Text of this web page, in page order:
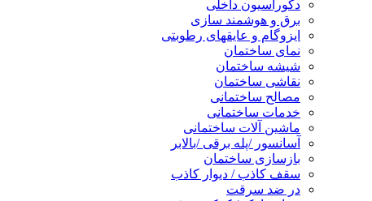
دکوراسیون داخلی
برق و هوشمند سازی
ایزوگام و عایقهای رطوبتی
نمای ساختمان
شیشه ساختمان
نقاشی ساختمان
مصالح ساختمانی
خدمات ساختمانی
ماشین آلات ساختمانی
آسانسور /پله برقی /بالابر
بازسازی ساختمان
سقف کاذب / دیوار کاذب
در ضد سرقت